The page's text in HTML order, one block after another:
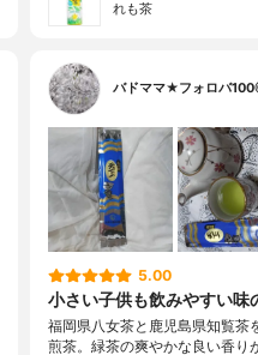
れも茶
バドママ★フォロバ
5.00
小さい子供も飲みやすい味
福岡県八女茶と鹿児島県知覧茶
煎茶。緑茶の爽やかな良い香り